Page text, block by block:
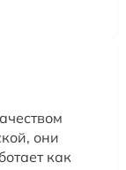
они
как